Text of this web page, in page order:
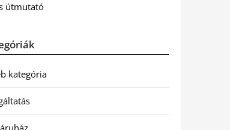
útmutató
kategória